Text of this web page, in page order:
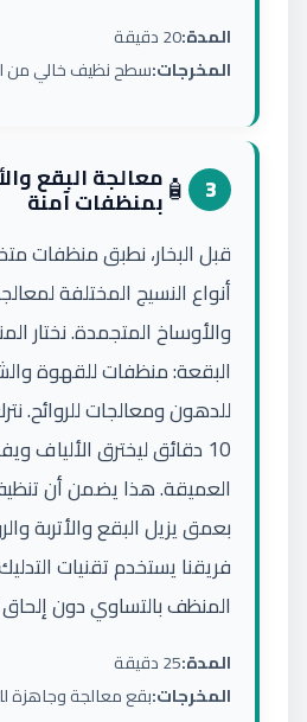
المدة:20 دقيقة
المخرجات:سطح نظيف خالي من
3
🧴معالجة البقع
بمنظفات آمنة
قبل البخار، نطبق منظفات
أنواع النسيج المختلفة
والأوساخ المتجمدة. نختار
البقعة: منظفات للقهوة
10 دقائق ليخترق الألياف
العميقة. هذا يضمن أن
بعمق يزيل البقع والأتربة
فريقنا يستخدم تقنيات
المنظف بالتساوي دون إلحاق
المدة:25 دقيقة
المخرجات:بقع معالجة وجاهزة